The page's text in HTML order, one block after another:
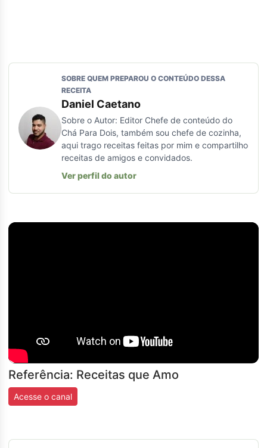
SOBRE QUEM PREPAROU O CONTEÚDO DESSA
RECEITA
Daniel Caetano
Sobre o Autor: Editor Chefe de conteúdo do
Chá Para Dois, também sou chefe de cozinha,
aqui trago receitas feitas por mim e compartilho
receitas de amigos e convidados.
Ver perfil do autor
Referência: Receitas que Amo
Acesse o canal